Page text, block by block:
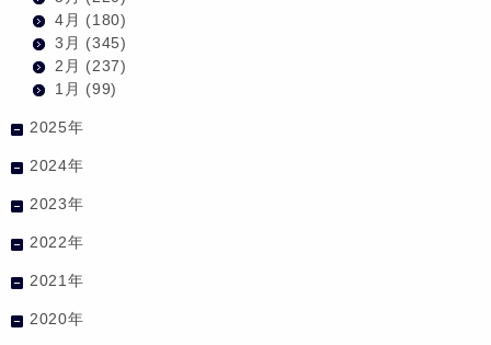
4月 (180)
3月 (345)
2月 (237)
1月 (99)
2025年
2024年
2023年
2022年
2021年
2020年